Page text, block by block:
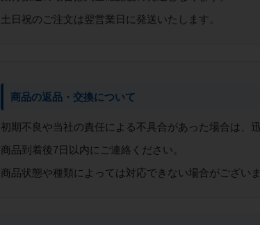
土日祝のご注文は翌営業日に発送いたします。
商品の返品・交換について
初期不良や当社の責任による不具合があった場合は、
商品到着後7日以内にご連絡ください。
商品状態や種類によっては対応できない場合がございま